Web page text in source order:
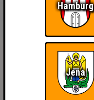
Hamburg
Jena